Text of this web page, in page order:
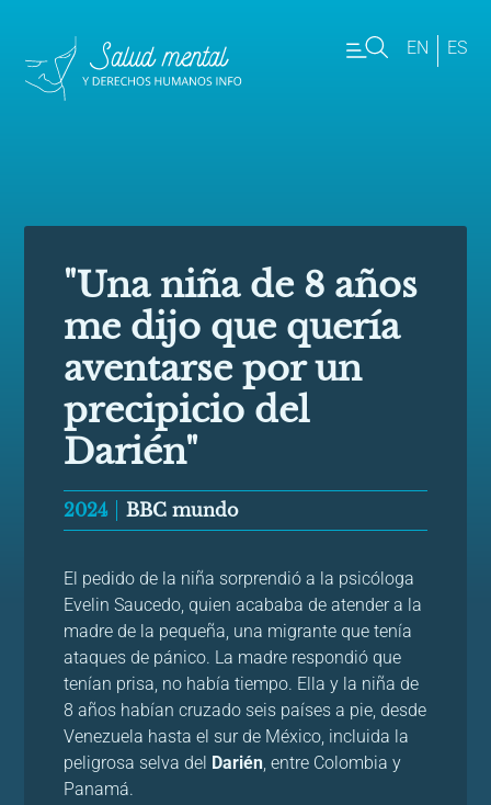
EN ES
"Una niña de 8 años
me dijo que quería
aventarse por un
precipicio del
Darién"
2024 BBC mundo
El pedido de la niña sorprendió a la psicóloga
Evelin Saucedo, quien acababa de atender a la
madre de la pequeña, una migrante que tenía
ataques de pánico. La madre respondió que
tenían prisa, no había tiempo. Ella y la niña de
8 años habían cruzado seis países a pie, desde
Venezuela hasta el sur de México, incluida la
peligrosa selva del Darién, entre Colombia y
Panamá.